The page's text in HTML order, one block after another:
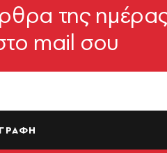
της
mail σου